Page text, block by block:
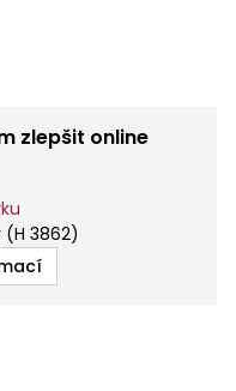
zlepšit online
(H 3862)